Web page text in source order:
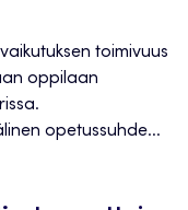
toimivuus
oppilaan
opetussuhde...